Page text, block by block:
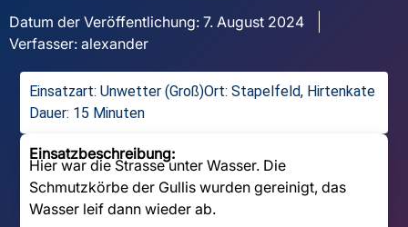
Datum der Veröffentlichung: 7. August 2024
Verfasser: alexander
Einsatzart: Unwetter (Groß)Ort: Stapelfeld, Hirtenkate
Dauer: 15 Minuten
Einsatzbeschreibung:
Hier war die Strasse unter Wasser. Die
Schmutzkörbe der Gullis wurden gereinigt, das
Wasser leif dann wieder ab.